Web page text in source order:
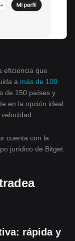
eficiencia que
a más de 100
de 150 países y
en la opción ideal
cuenta con la
jurídico de Bitget.
rápida y